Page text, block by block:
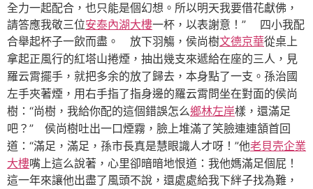
全力一起配合，也只能是個幻想。所以明天我要借花獻佛，
請答應我敬三位安泰內湖大樓一杯，以表謝意！” 四小我配
合舉起杯子一飲而盡。
放下羽觴，侯尚樹文德京華從桌上
拿起正風行的紅塔山捲煙，抽出幾支來遞給在座的三人，見
羅云霄擺手，就把多余的放了歸去，本身點了一支。孫治國
左手夾著煙，用右手指了指身邊的羅云霄問坐在對面的侯尚
樹： “尚樹，我給你配的這個錯誤怎么鄉林左岸樣，還滿足
吧？” 侯尚樹吐出一口煙霧，臉上堆滿了笑臉連連頷首回
道： “滿足，滿足，孫市長真是慧眼識人才呀！”他老貝壳企業
大樓嘴上這么說著，心里卻暗暗地恨道：我他媽滿足個屁！
這一年來讓他出盡了風頭不說，還處處給我下絆子找為難，